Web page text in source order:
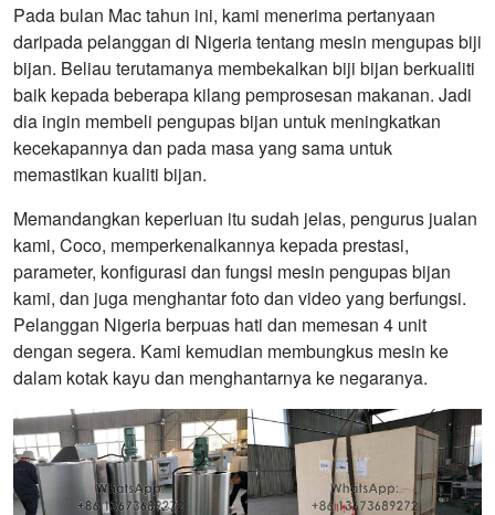
Pada bulan Mac tahun ini, kami menerima pertanyaan
daripada pelanggan di Nigeria tentang mesin mengupas biji
bijan. Beliau terutamanya membekalkan biji bijan berkualiti
baik kepada beberapa kilang pemprosesan makanan. Jadi
dia ingin membeli pengupas bijan untuk meningkatkan
kecekapannya dan pada masa yang sama untuk
memastikan kualiti bijan.
Memandangkan keperluan itu sudah jelas, pengurus jualan
kami, Coco, memperkenalkannya kepada prestasi,
parameter, konfigurasi dan fungsi mesin pengupas bijan
kami, dan juga menghantar foto dan video yang berfungsi.
Pelanggan Nigeria berpuas hati dan memesan 4 unit
dengan segera. Kami kemudian membungkus mesin ke
dalam kotak kayu dan menghantarnya ke negaranya.